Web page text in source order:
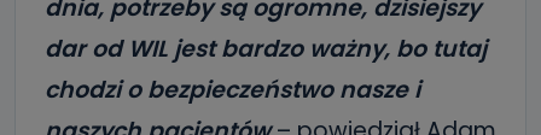
dnia, potrzeby są ogromne, dzisiejszy
dar od WIL jest bardzo ważny, bo tutaj
chodzi o bezpieczeństwo nasze i